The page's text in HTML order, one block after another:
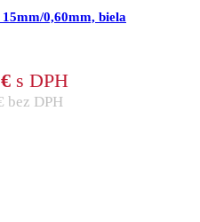
0,60mm, biela
€ s DPH
bez DPH